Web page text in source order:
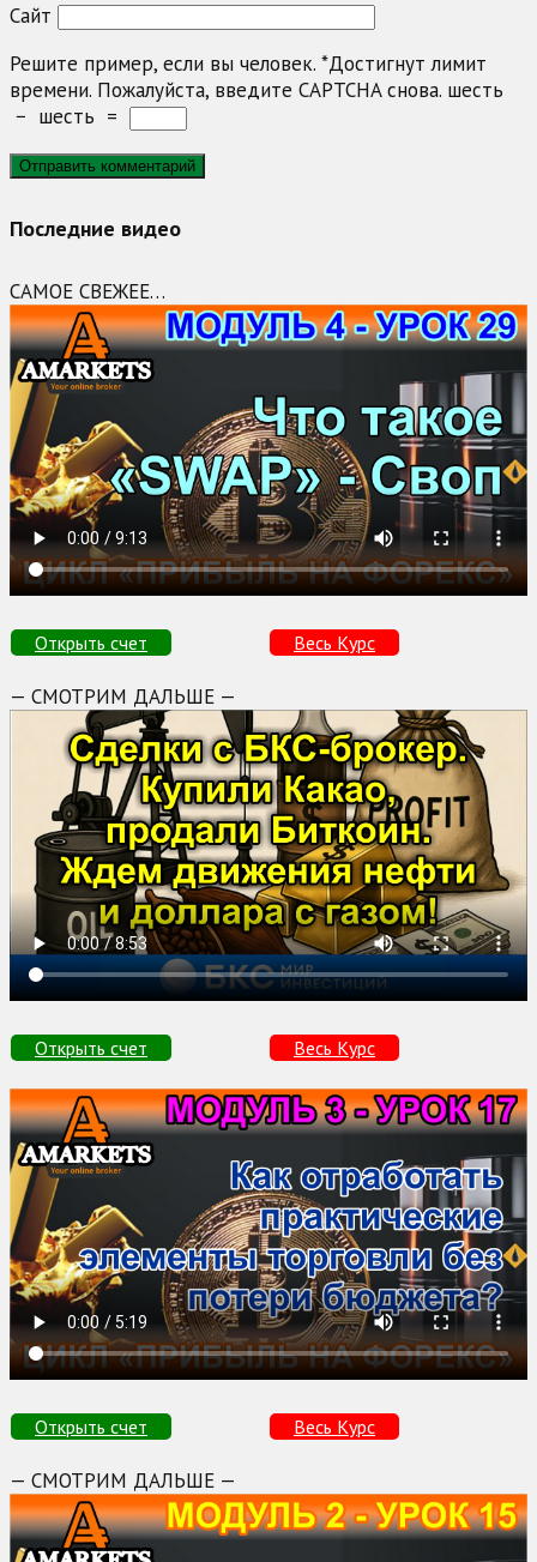
Сайт
Решите пример, если вы человек. *Достигнут лимит
времени. Пожалуйста, введите CAPTCHA снова. шесть
− шесть =
Последние видео
САМОЕ СВЕЖЕЕ…
Открыть счет Весь Курс
— СМОТРИМ ДАЛЬШЕ —
Открыть счет Весь Курс
Открыть счет Весь Курс
— СМОТРИМ ДАЛЬШЕ —